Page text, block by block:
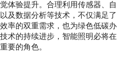
体验提升。合理利用传感器、自
及数据分析等技术，不仅满足了
率的双重需求，也为绿色低碳办
术的持续进步，智能照明必将在
要的角色。